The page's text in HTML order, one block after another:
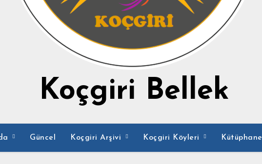
Koçgiri Bellek
Güncel Koçgiri Arşivi Koçgiri Köyleri Kütüphane